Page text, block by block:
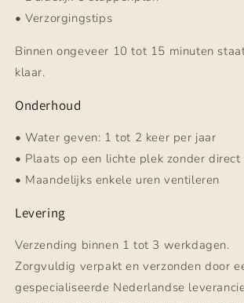
• Verzorgingstips
Binnen ongeveer 10 tot 15 minuten
klaar.
Onderhoud
• Water geven: 1 tot 2 keer per jaar
• Plaats op een lichte plek zonder direct
• Maandelijks enkele uren ventileren
Levering
Verzending binnen 1 tot 3 werkdagen.
Zorgvuldig verpakt en verzonden door
gespecialiseerde Nederlandse